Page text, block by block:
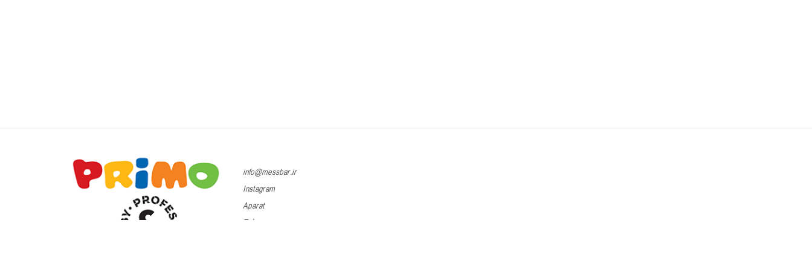
info@messbar.ir
Instagram
Aparat
Telegram